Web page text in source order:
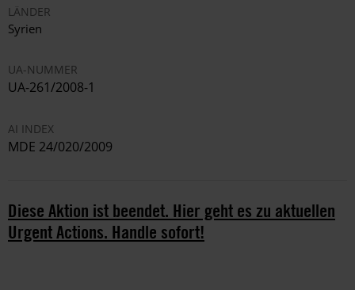
LÄNDER
Syrien
UA-NUMMER
UA-261/2008-1
AI INDEX
MDE 24/020/2009
Diese Aktion ist beendet. Hier geht es zu aktuellen
Urgent Actions. Handle sofort!